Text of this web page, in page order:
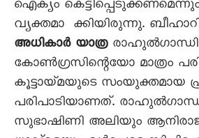
ഐക്യം
വ്യക്തമാ ക്കിയിരുന്നു.
അധികാർ യാത്ര
കോൺഗ്രസിന്റെയോ മാത്രം
കൂട്ടായ്മയുടെ സംയുക്തമായ
പരിപാടിയാണത്.
സുഭാഷിണി അലിയും